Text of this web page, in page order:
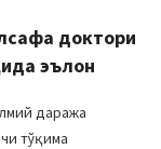
доктори
эълон
даража
тўқима